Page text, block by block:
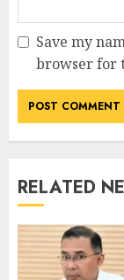
Save my
browser for
RELATED